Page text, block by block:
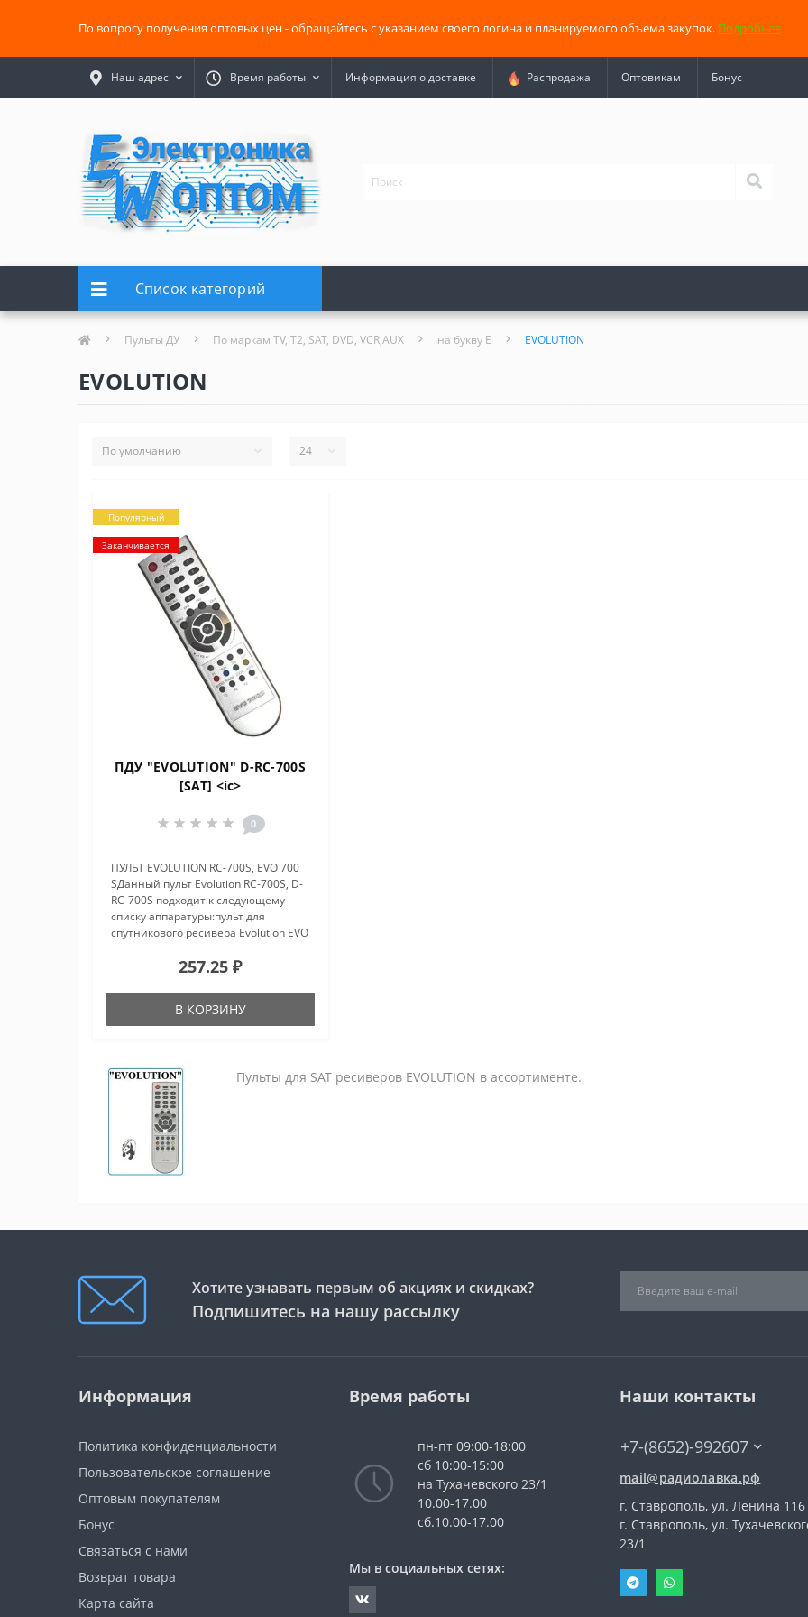
По вопросу получения оптовых цен - обращайтесь с указанием своего логина и планируемого объема закупок. Подробнее
Наш адрес Время работы Информация о доставке Распродажа Оптовикам Бонус
Список категорий
Пульты ДУ По маркам TV, T2, SAT, DVD, VCR,AUX на букву E EVOLUTION
EVOLUTION
Популярный
Заканчивается
ПДУ "EVOLUTION" D-RC-700S
[SAT] <ic>
0
ПУЛЬТ EVOLUTION RC-700S, EVO 700
SДанный пульт Evolution RC-700S, D-
RC-700S подходит к следующему
списку аппаратуры:пульт для
спутникового ресивера Evolution EVO
ресивера Evolution 700Sпульт для
257.25 ₽
В КОРЗИНУ
Пульты для SAT ресиверов EVOLUTION в ассортименте.
Хотите узнавать первым об акциях и скидках?
Подпишитесь на нашу рассылку
Информация
Политика конфиденциальности
Пользовательское соглашение
Оптовым покупателям
Бонус
Связаться с нами
Возврат товара
Карта сайта
Время работы
пн-пт 09:00-18:00
сб 10:00-15:00
на Тухачевского 23/1
10.00-17.00
сб.10.00-17.00
Мы в социальных сетях:
Наши контакты
+7-(8652)-992607
mail@радиолавка.рф
г. Ставрополь, ул. Ленина 116
г. Ставрополь, ул.
23/1